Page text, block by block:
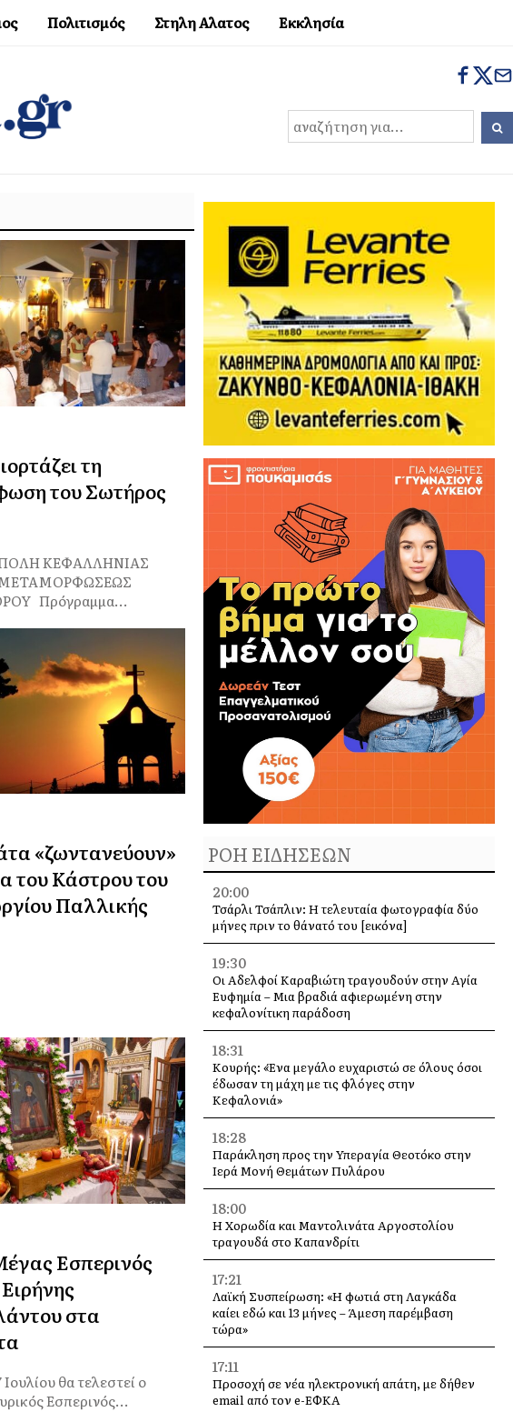
Πολιτισμός Στηλη Αλατος Εκκλησία
τη
του Σωτήρος
ΚΕΦΑΛΛΗΝΙΑΣ
Πρόγραμμα...
«ζωντανεύουν»
του Κάστρου του
Παλλικής
Εσπερινός
στα
θα τελεστεί ο
Εσπερινός...
ΡΟΗ ΕΙΔΗΣΕΩΝ
20:00
Τσάρλι Τσάπλιν: Η τελευταία φωτογραφία δύο
μήνες πριν το θάνατό του [εικόνα]
19:30
Οι Αδελφοί Καραβιώτη τραγουδούν στην Αγία
Ευφημία – Μια βραδιά αφιερωμένη στην
κεφαλονίτικη παράδοση
18:31
Κουρής: «Ένα μεγάλο ευχαριστώ σε όλους όσοι
έδωσαν τη μάχη με τις φλόγες στην
Κεφαλονιά»
18:28
Παράκληση προς την Υπεραγία Θεοτόκο στην
Ιερά Μονή Θεμάτων Πυλάρου
18:00
Η Χορωδία και Μαντολινάτα Αργοστολίου
τραγουδά στο Καπανδρίτι
17:21
Λαϊκή Συσπείρωση: «Η φωτιά στη Λαγκάδα
καίει εδώ και 13 μήνες – Άμεση παρέμβαση
τώρα»
17:11
Προσοχή σε νέα ηλεκτρονική απάτη, με δήθεν
email από τον e-ΕΦΚΑ